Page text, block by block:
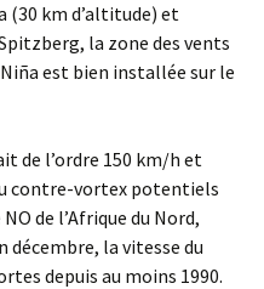
(30 km d’altitude) et
la zone des vents
est bien installée sur le
de l’ordre 150 km/h et
contre-vortex potentiels
de l’Afrique du Nord,
décembre, la vitesse du
depuis au moins 1990.